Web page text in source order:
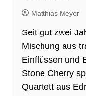
Matthias Meyer
Seit gut zwei
Mischung aus
Einflüssen und
Stone Cherry
Quartett aus